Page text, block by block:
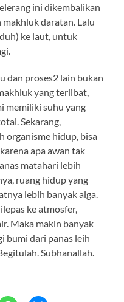
ini dikembalikan
daratan. Lalu
ke laut, untuk
dan proses2 lain bukan
yang terlibat,
memiliki suhu yang
Sekarang,
organisme hidup, bisa
apa awan tak
matahari lebih
ruang hidup yang
lebih banyak alga.
ke atmosfer,
Maka makin banyak
bumi dari panas leih
Subhanallah.